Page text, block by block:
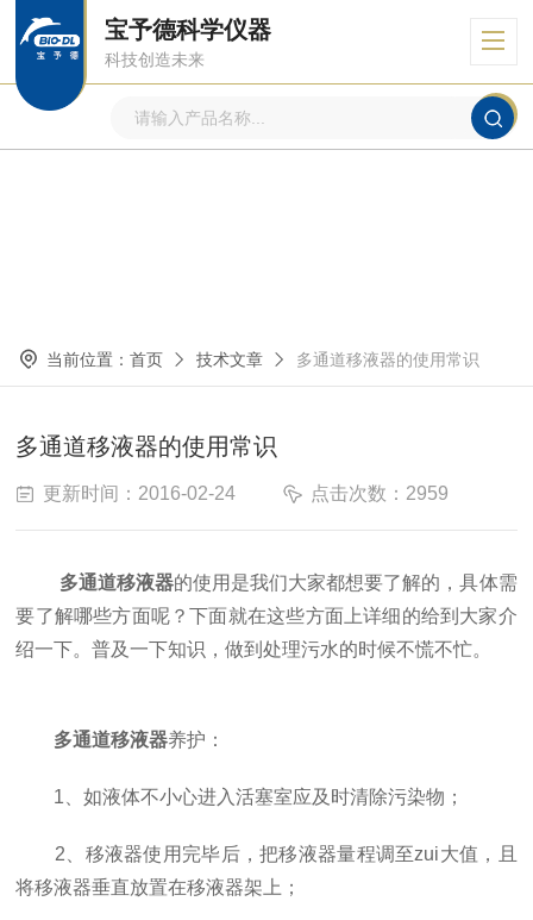
宝予德科学仪器
科技创造未来
当前位置： 首页 技术文章 多通道移液器的使用常识
多通道移液器的使用常识
更新时间：2016-02-24 点击次数：2959
多通道移液器的使用是我们大家都想要了解的，具体需
要了解哪些方面呢？下面就在这些方面上详细的给到大家介
绍一下。普及一下知识，做到处理污水的时候不慌不忙。
多通道移液器养护：
1、如液体不小心进入活塞室应及时清除污染物；
2、移液器使用完毕后，把移液器量程调至zui大值，且
将移液器垂直放置在移液器架上；